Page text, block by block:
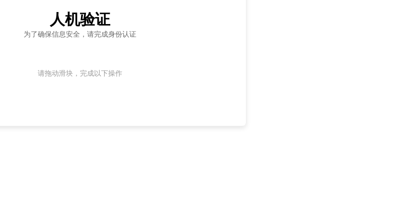
人机验证
为了确保信息安全，请完成身份认证
请拖动滑块，完成以下操作